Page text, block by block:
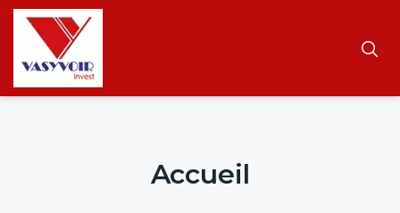
Accueil